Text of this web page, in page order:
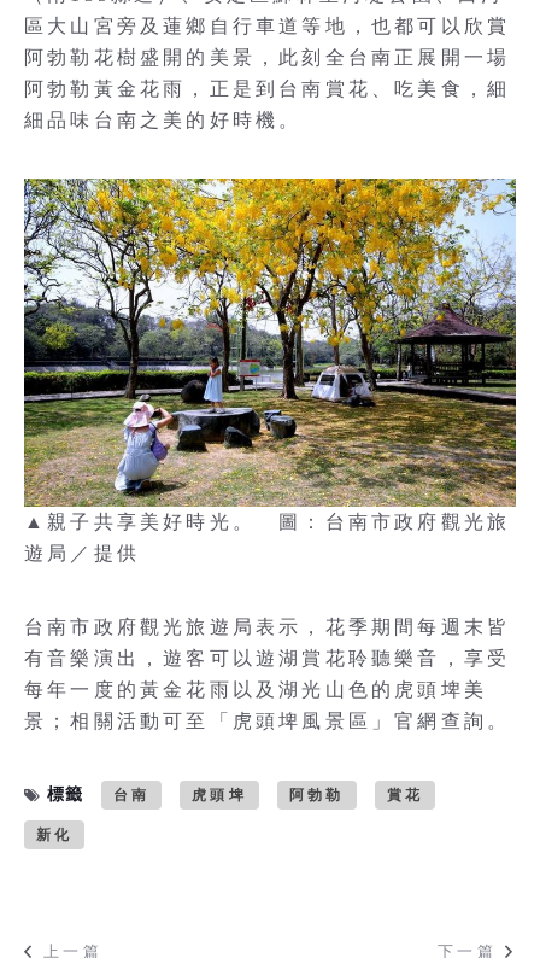
區大山宮旁及蓮鄉自行車道等地，也都可以欣賞
阿勃勒花樹盛開的美景，此刻全台南正展開一場
阿勃勒黃金花雨，正是到台南賞花、吃美食，細
細品味台南之美的好時機。
▲親子共享美好時光。 圖：台南市政府觀光旅
遊局／提供
台南市政府觀光旅遊局表示，花季期間每週末皆
有音樂演出，遊客可以遊湖賞花聆聽樂音，享受
每年一度的黃金花雨以及湖光山色的虎頭埤美
景；相關活動可至「虎頭埤風景區」官網查詢。
標籤 台南 虎頭埤 阿勃勒 賞花
新化
上一篇 下一篇